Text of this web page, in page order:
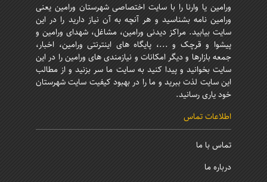
ورامین یا وارنا را با سایت اختصاصی شهرستان ورامین یعنی
ورامین نامه بشناسید و هر آنچه به آن نیاز دارید را در این
سایت بیابید. مراکز دیدنی ورامین، مشاغل، شهدای ورامین و
پیشوا و قرچک و ...، پایگاه های اینترنتی ورامین، اخبار،
جمعه بازارها و دیگر امکانات و نیازمندی های ورامین را در این
سایت بخوانید و پیدا کنید به سایت ما سر بزنید و از مطالب
این سایت لذت ببرید و ما را در بهبود کیفیت سایت شهرستان
خود یاری رسانید.
اطلاعات تماس
تماس با ما
درباره ما